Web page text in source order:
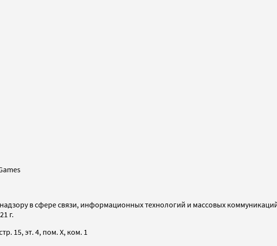
в сфере связи, информационных технологий и массовых
г.
15, эт. 4, пом. X, ком. 1